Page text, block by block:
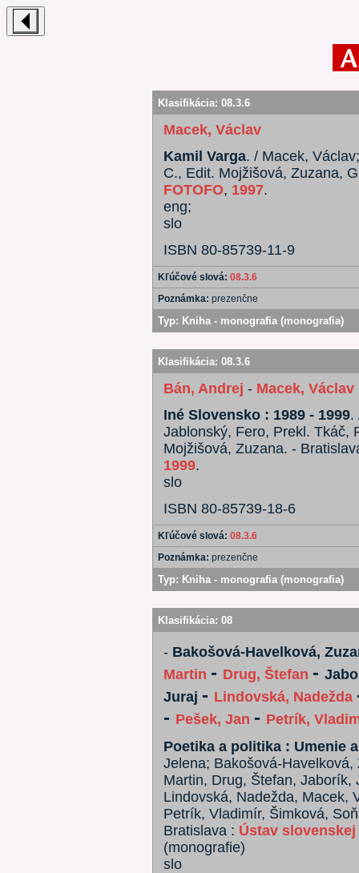
Klasifikácia: 08.3.6
Macek, Václav
Kamil Varga. / Macek,
C., Edit. Mojžišová, Zuzana,
FOTOFO, 1997.
eng;
slo
ISBN 80-85739-11-9
Kľúčové slová: 08.3.6
Poznámka: prezenčne
Typ: Kniha - monografia (monografia)
Klasifikácia: 08.3.6
Bán, Andrej - Macek, Václav
Iné Slovensko : 1989 - 1999.
Jablonský, Fero, Prekl. Tkáč,
Mojžišová, Zuzana. -
1999.
slo
ISBN 80-85739-18-6
Kľúčové slová: 08.3.6
Poznámka: prezenčne
Typ: Kniha - monografia (monografia)
Klasifikácia: 08
- Bakošová-Havelková,
Martin - Drug, Štefan -
Juraj - Lindovská, Nadežda
- Pešek, Jan - Petrík,
Poetika a politika : Umenie
Jelena; Bakošová-
Martin, Drug, Štefan, Jaborík,
Lindovská, Nadežda, Macek,
Petrík, Vladimír, Šimková,
Bratislava : Ústav
(monografie)
slo